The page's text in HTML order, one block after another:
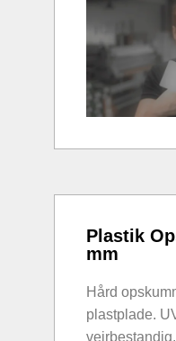
Plastik
mm
Hård
plastplade.